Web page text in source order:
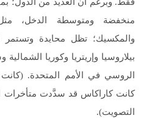
منخفضة ومتوسطة الدخل، مثل
والمكسيك؛ تظل محايدة وتستمر
بيلاروسيا وإريتريا وكوريا
الروسي في الأمم المتحدة. (كانت
كانت كاراكاس قد سدَّدت متأخرات
التصويت).